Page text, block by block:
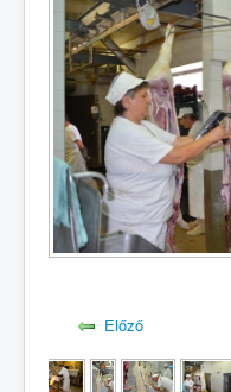
Előző